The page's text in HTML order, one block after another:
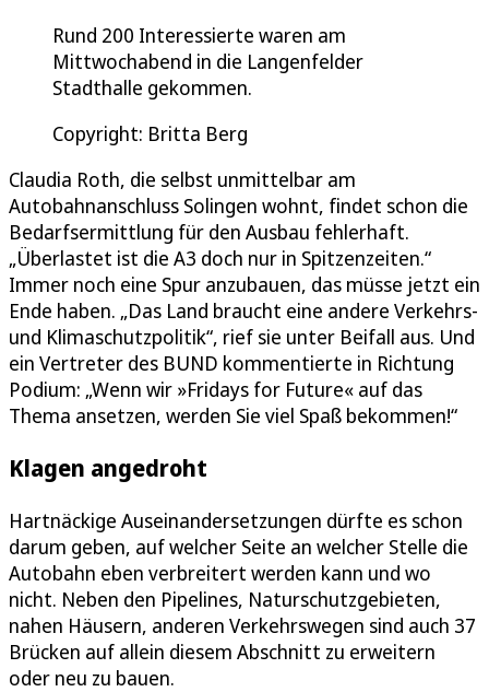
Rund 200 Interessierte waren am
Mittwochabend in die Langenfelder
Stadthalle gekommen.
Copyright: Britta Berg
Claudia Roth, die selbst unmittelbar am
Autobahnanschluss Solingen wohnt, findet schon die
Bedarfsermittlung für den Ausbau fehlerhaft.
„Überlastet ist die A3 doch nur in Spitzenzeiten.“
Immer noch eine Spur anzubauen, das müsse jetzt ein
Ende haben. „Das Land braucht eine andere Verkehrs-
und Klimaschutzpolitik“, rief sie unter Beifall aus. Und
ein Vertreter des BUND kommentierte in Richtung
Podium: „Wenn wir »Fridays for Future« auf das
Thema ansetzen, werden Sie viel Spaß bekommen!“
Klagen angedroht
Hartnäckige Auseinandersetzungen dürfte es schon
darum geben, auf welcher Seite an welcher Stelle die
Autobahn eben verbreitert werden kann und wo
nicht. Neben den Pipelines, Naturschutzgebieten,
nahen Häusern, anderen Verkehrswegen sind auch 37
Brücken auf allein diesem Abschnitt zu erweitern
oder neu zu bauen.